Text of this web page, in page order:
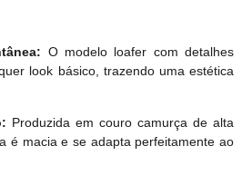
O modelo loafer com detalhes
look básico, trazendo uma estética
Produzida em couro camurça de alta
é macia e se adapta perfeitamente ao